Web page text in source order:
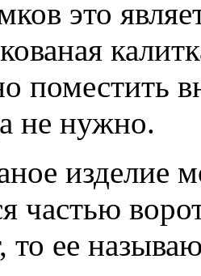
это
поместить
не нужно.
изделие
частью
то ее